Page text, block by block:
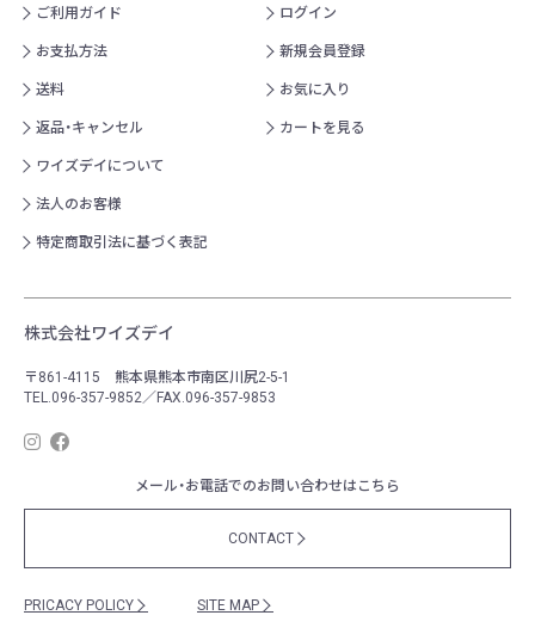
ご利用ガイド
お支払方法
送料
返品・キャンセル
ワイズデイについて
法人のお客様
特定商取引法に基づく表記
ログイン
新規会員登録
お気に入り
カートを見る
株式会社ワイズデイ
〒861-4115 熊本県熊本市南区川尻2-5-1
TEL.096-357-9852／FAX.096-357-9853
メール・お電話でのお問い合わせはこちら
CONTACT
PRICACY POLICY SITE MAP